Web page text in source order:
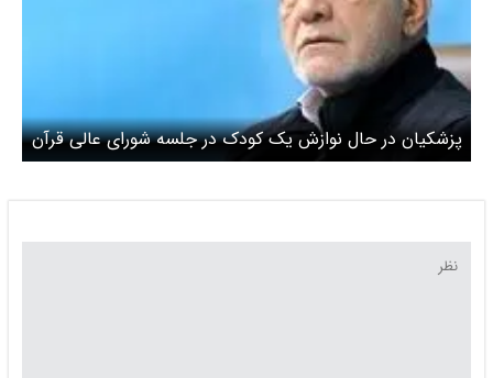
پزشکیان در حال نوازش یک کودک در جلسه شورای عالی قرآن
+‌ عکس